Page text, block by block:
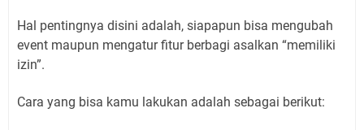
Hal pentingnya disini adalah, siapapun bisa mengubah
event maupun mengatur fitur berbagi asalkan “memiliki
izin”.
Cara yang bisa kamu lakukan adalah sebagai berikut: